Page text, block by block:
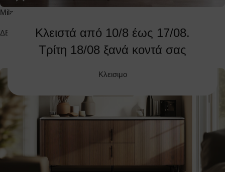
Κλειστά από 10/8 έως 17/08.
Τρίτη 18/08 ξανά κοντά σας
Κλεισιμο
Milano
ΔΕΙΤΕ ΤΟ ΠΡΟΪΟΝ